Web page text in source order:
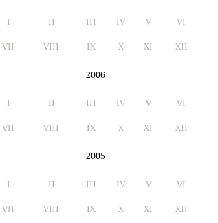
I II III IV V VI
VII VIII IX X XI XII
2006
I II III IV V VI
VII VIII IX X XI XII
2005
I II III IV V VI
VII VIII IX X XI XII